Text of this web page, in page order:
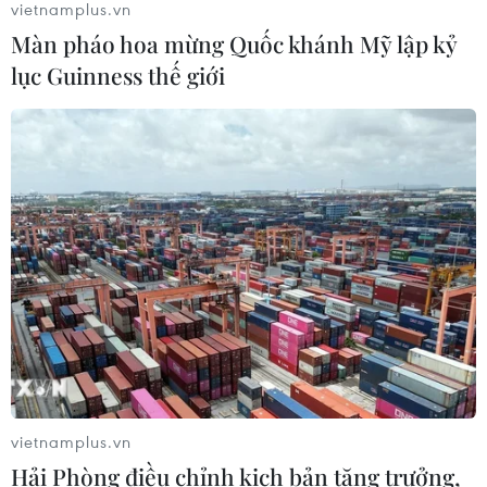
Khuyến khích các cơ sở giáo dục đại
học cạnh tranh bằng chất lượng
06/08/2026 13:41
Cần Thơ xem xét đề xuất xây dựng Tổ
hợp Giáo dục-Đào tạo 636 tỷ đồng
06/08/2026 13:24
Cà Mau hợp nhất 4 trường cao đẳng,
tăng quy mô đào tạo nhân lực chất
lượng cao
06/08/2026 11:43
vietnamplus.vn
Màn pháo hoa mừng Quốc khánh Mỹ lập kỷ
lục Guinness thế giới
vietnamplus.vn
Hải Phòng điều chỉnh kịch bản tăng trưởng,